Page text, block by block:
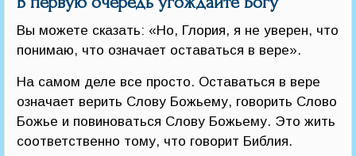
Вы можете сказать: «Но, Глория, я не уверен, что
понимаю, что означает оставаться в вере».
На самом деле все просто. Оставаться в вере
означает верить Слову Божьему, говорить Слово
Божье и повиноваться Слову Божьему. Это жить
соответственно тому, что говорит Библия.